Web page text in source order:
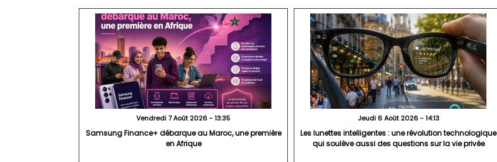
Vendredi 7 Août 2026 - 13:35
Samsung Finance+ débarque au Maroc, une première
en Afrique
Jeudi 6 Août 2026 - 14:13
Les lunettes intelligentes : une révolution technologique
qui soulève aussi des questions sur la vie privée